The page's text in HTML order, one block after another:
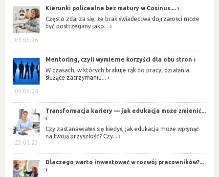
05.05.26
Kierunki policealne bez matury w Cosinus....
Często zdarza się, że brak świadectwa dojrzałości może
być postrzegany jako...
09.05.24
Mentoring, czyli wymierne korzyści dla obu stron
W czasach, w których brakuje rąk do pracy, działania
służące zatrzymaniu...
23.06.23
Transformacja kariery — jak edukacja może zmienić...
Czy zastanawiałeś się kiedyś, jak edukacja może wpłynąć
na twoją przyszłość? Czy...
Dlaczego warto inwestować w rozwój pracowników?...